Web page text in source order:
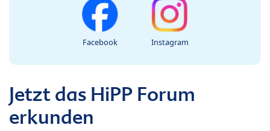
Facebook Instagram
Jetzt das HiPP Forum
erkunden